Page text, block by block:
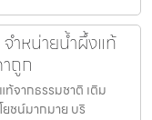
ำหน่ายน้ำผึ้งแท้
ถูก
จากธรรมชาติ เติม
ชน์มากมาย บริ